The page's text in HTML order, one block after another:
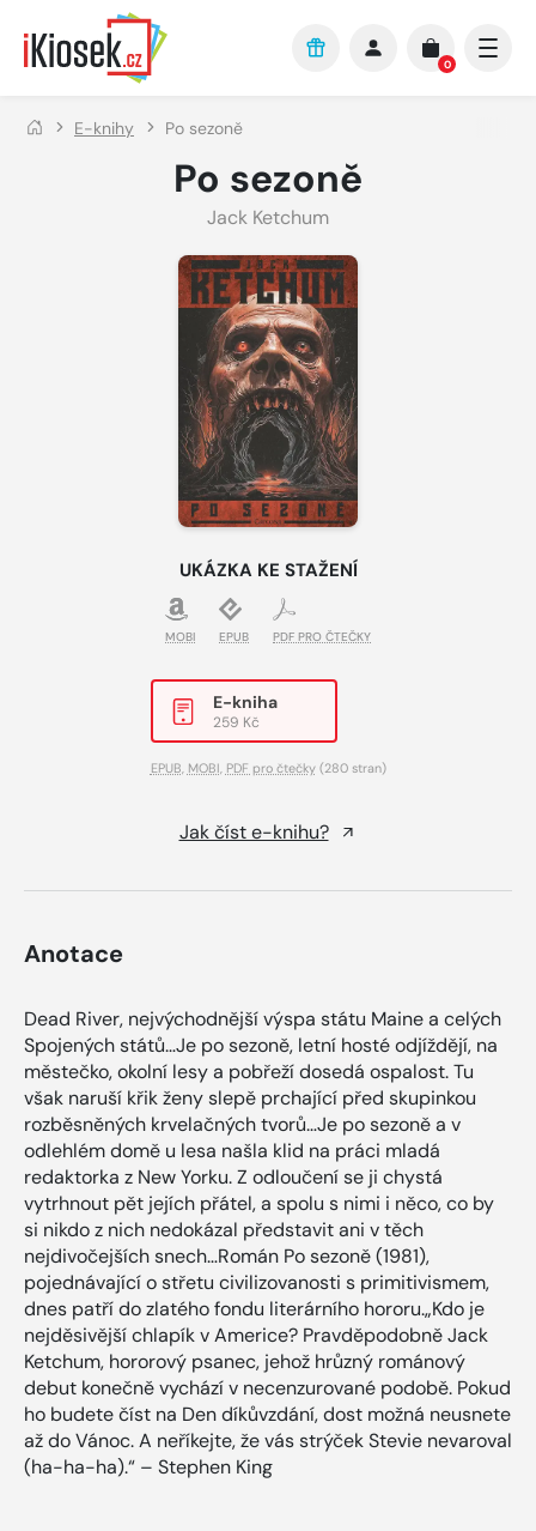
Přejít na hlavní obsah
0
E-knihy Po sezoně
Po sezoně
Jack Ketchum
UKÁZKA KE STAŽENÍ
MOBI EPUB PDF PRO ČTEČKY
E-kniha
259 Kč
EPUB, MOBI, PDF pro čtečky(280 stran)
Jak číst e-knihu?
Anotace
Dead River, nejvýchodnější výspa státu Maine a celých
Spojených států…Je po sezoně, letní hosté odjíždějí, na
městečko, okolní lesy a pobřeží dosedá ospalost. Tu
však naruší křik ženy slepě prchající před skupinkou
rozběsněných krvelačných tvorů…Je po sezoně a v
odlehlém domě u lesa našla klid na práci mladá
redaktorka z New Yorku. Z odloučení se ji chystá
vytrhnout pět jejích přátel, a spolu s nimi i něco, co by
si nikdo z nich nedokázal představit ani v těch
nejdivočejších snech…Román Po sezoně (1981),
pojednávající o střetu civilizovanosti s primitivismem,
dnes patří do zlatého fondu literárního hororu.„Kdo je
nejděsivější chlapík v Americe? Pravděpodobně Jack
Ketchum, hororový psanec, jehož hrůzný románový
debut konečně vychází v necenzurované podobě. Pokud
ho budete číst na Den díkůvzdání, dost možná neusnete
až do Vánoc. A neříkejte, že vás strýček Stevie nevaroval
(ha-ha-ha).“ – Stephen King